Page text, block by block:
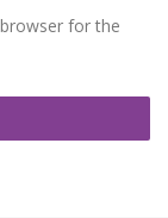
for the